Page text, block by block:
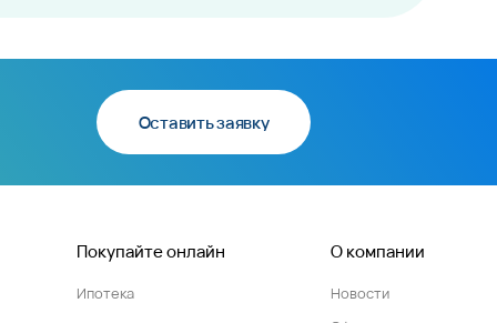
Оставить заявку
Покупайте онлайн
Ипотека
О компании
Новости